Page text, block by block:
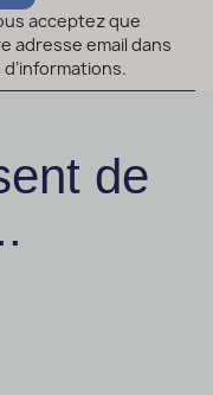
acceptez que
adresse email dans
de